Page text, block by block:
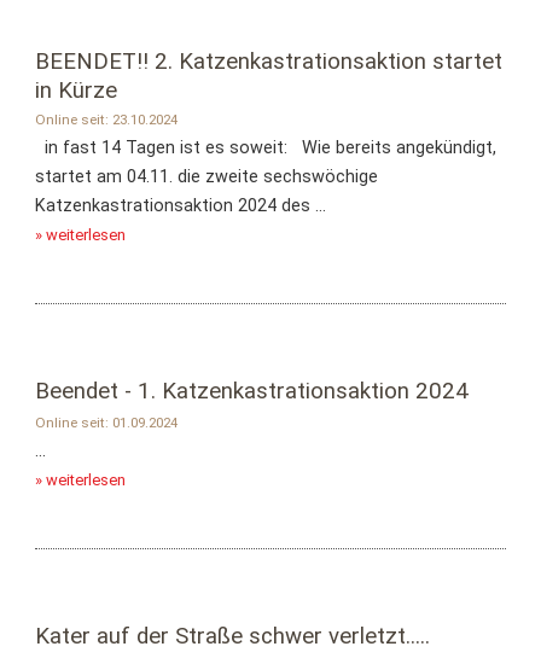
BEENDET!! 2. Katzenkastrationsaktion startet
in Kürze
Online seit: 23.10.2024
in fast 14 Tagen ist es soweit: Wie bereits angekündigt,
startet am 04.11. die zweite sechswöchige
Katzenkastrationsaktion 2024 des ...
» weiterlesen
Beendet - 1. Katzenkastrationsaktion 2024
Online seit: 01.09.2024
...
» weiterlesen
Kater auf der Straße schwer verletzt.....